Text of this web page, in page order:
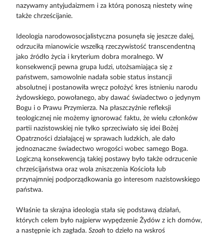
nazywamy antyjudaizmem i za którą ponoszą niestety winę
także chrześcijanie.
Ideologia narodowosocjalistyczna posunęła się jeszcze dalej,
odrzuciła mianowicie wszelką rzeczywistość transcendentną
jako źródło życia i kryterium dobra moralnego. W
konsekwencji pewna grupa ludzi, utożsamiająca się z
państwem, samowolnie nadała sobie status instancji
absolutnej i postanowiła wręcz położyć kres istnieniu narodu
żydowskiego, powołanego, aby dawać świadectwo o jedynym
Bogu i o Prawu Przymierza. Na płaszczyźnie refleksji
teologicznej nie możemy ignorować faktu, że wielu członków
partii nazistowskiej nie tylko sprzeciwiało się idei Bożej
Opatrzności działającej w sprawach ludzkich, ale dało
jednoznaczne świadectwo wrogości wobec samego Boga.
Logiczną konsekwencją takiej postawy było także odrzucenie
chrześcijaństwa oraz wola zniszczenia Kościoła lub
przynajmniej podporządkowania go interesom nazistowskiego
państwa.
Właśnie ta skrajna ideologia stała się podstawą działań,
których celem było najpierw wypędzenie Żydów z ich domów,
a następnie ich zagłada. Szoahto dzieło na wskroś